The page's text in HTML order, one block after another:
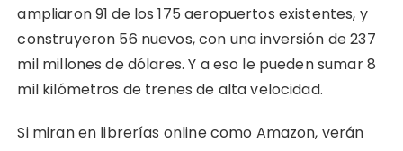
ampliaron 91 de los 175 aeropuertos existentes, y
construyeron 56 nuevos, con una inversión de 237
mil millones de dólares. Y a eso le pueden sumar 8
mil kilómetros de trenes de alta velocidad.
Si miran en librerías online como Amazon, verán